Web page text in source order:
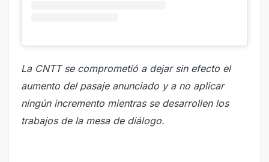
La CNTT se comprometió a dejar sin efecto el
aumento del pasaje anunciado y a no aplicar
ningún incremento mientras se desarrollen los
trabajos de la mesa de diálogo.